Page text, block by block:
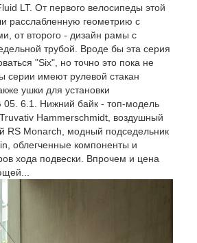
LT. От первого велосипеды этой
расслабленную геометрию с
от второго - дизайн рамы с
трубой. Вроде бы эта серия
"Six", но точно это пока не
серии имеют рулевой стакан
ушки для установки
05. 6.1. Нижний байк - топ-модель
Hammerschmidt, воздушный
RS Monarch, модный подседельник
облегченные компоненты и
хода подвески. Впрочем и цена